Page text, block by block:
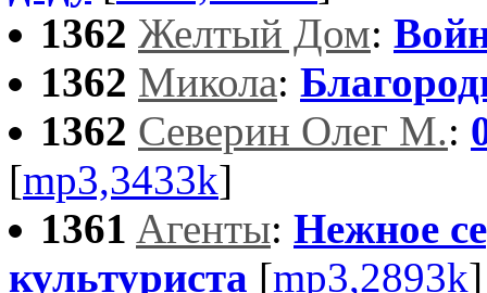
1362 Желтый Дом:
1362 Микола:
1362 Северин Олег М.:
[mp3,3433k]
1361 Aгенты: Нежное
культуриста [mp3,2893k]